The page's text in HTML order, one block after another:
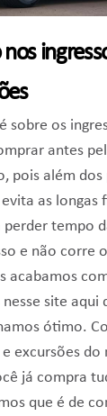
sobre os
antes
pois além dos
as longas
tempo
e não corre
acabamos
site aqui
ótimo.
excursões do
já compra
que é de